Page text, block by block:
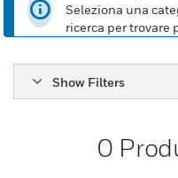
Seleziona una
ricerca per trovare
Show Filters
0